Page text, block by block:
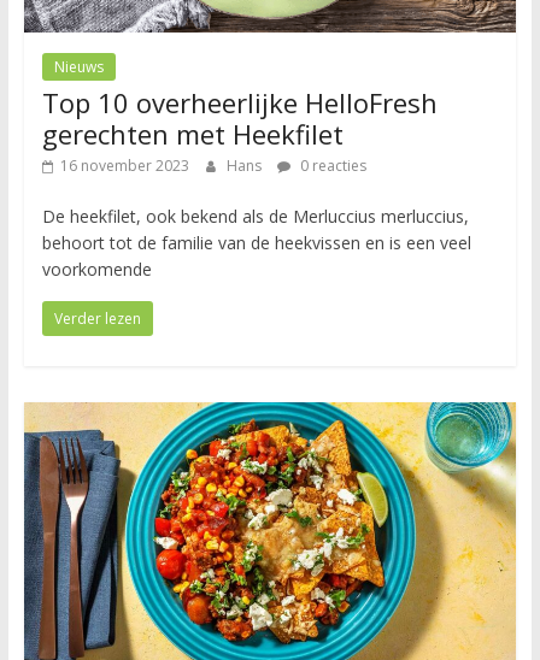
Nieuws
Top 10 overheerlijke HelloFresh
gerechten met Heekfilet
16 november 2023 Hans 0 reacties
De heekfilet, ook bekend als de Merluccius merluccius,
behoort tot de familie van de heekvissen en is een veel
voorkomende
Verder lezen